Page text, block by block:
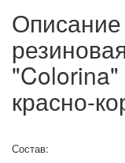
"Colorina"
красно-
Состав: